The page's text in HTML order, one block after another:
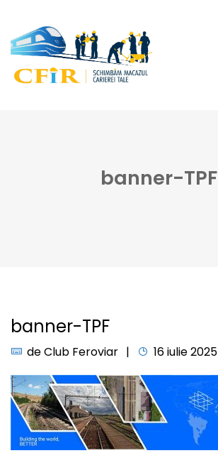
banner-TPF
banner-TPF
deClub Feroviar 16 iulie 2025